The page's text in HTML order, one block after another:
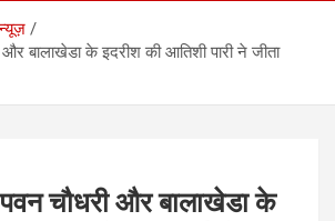
बालाखेडा के इदरीश की आतिशी पारी ने जीता
चौधरी और बालाखेडा के